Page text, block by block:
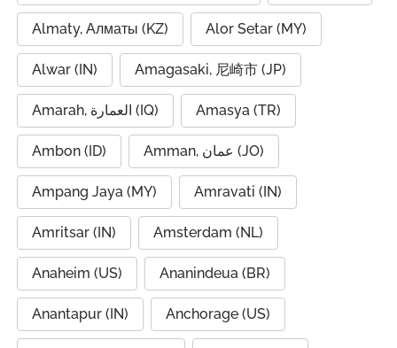
Almaty, Алматы (KZ) Alor Setar (MY)
Alwar (IN) Amagasaki, 尼崎市 (JP)
Amarah, العمارة (IQ) Amasya (TR)
Ambon (ID) Amman, عمان (JO)
Ampang Jaya (MY) Amravati (IN)
Amritsar (IN) Amsterdam (NL)
Anaheim (US) Ananindeua (BR)
Anantapur (IN) Anchorage (US)